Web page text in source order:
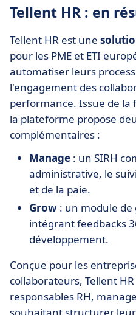
Tellent HR : en
Tellent HR est une
pour les PME et ETI
automatiser leurs
l'engagement des
performance. Issue de la
la plateforme propose
complémentaires :
Manage : un SIRH
administrative, le
et de la paie.
Grow : un module
intégrant feedbacks
développement.
Conçue pour les
collaborateurs, Tellent
responsables RH,